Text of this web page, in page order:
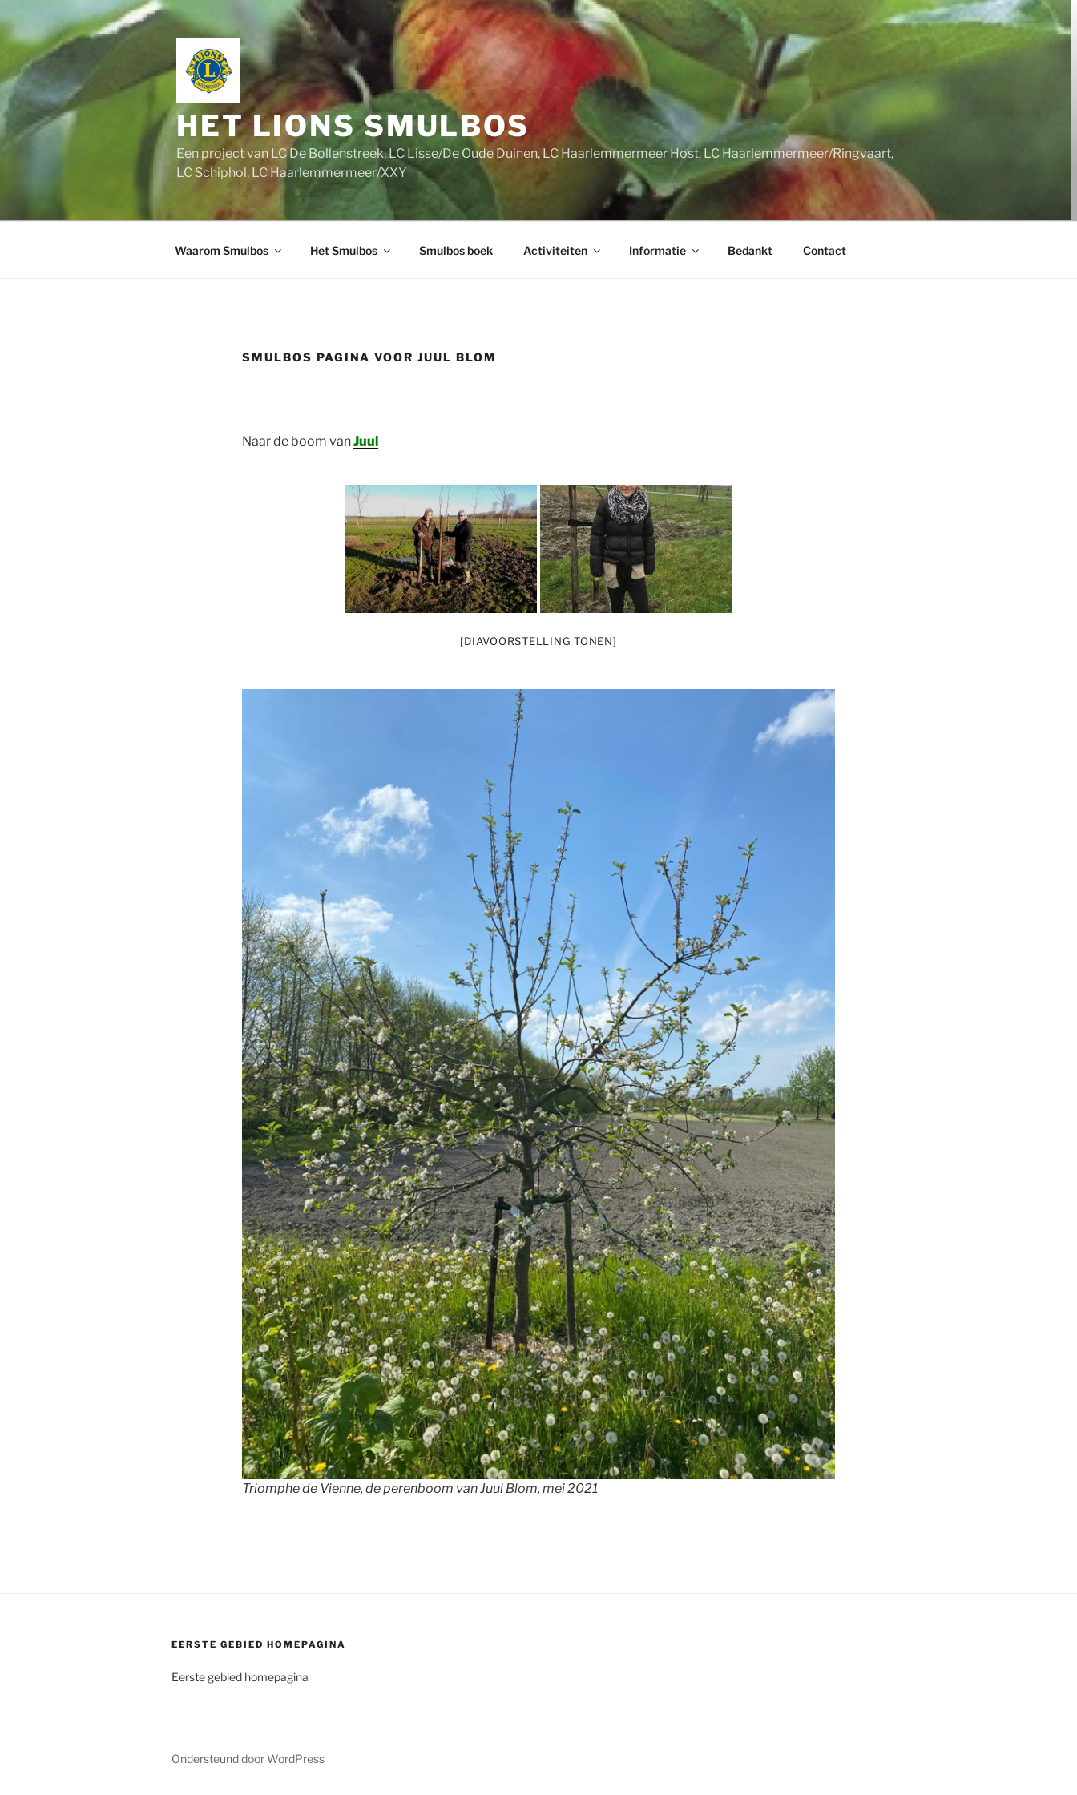
naar
de
inhoud
HET LIONS SMULBOS
Een project van LC De Bollenstreek, LC Lisse/De Oude Duinen, LC Haarlemmermeer Host, LC Haarlemmermeer/Ringvaart,
LC Schiphol, LC Haarlemmermeer/XXY
Waarom Smulbos Het Smulbos Smulbos boek Activiteiten Informatie Bedankt Contact
SMULBOS PAGINA VOOR JUUL BLOM
Naar de boom vanJuul
[DIAVOORSTELLING TONEN]
Triomphe de Vienne, de perenboom van Juul Blom, mei 2021
EERSTE GEBIED HOMEPAGINA
Eerste gebied homepagina
Ondersteund door WordPress